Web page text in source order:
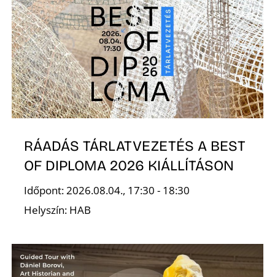
RÁADÁS TÁRLATVEZETÉS A BEST
OF DIPLOMA 2026 KIÁLLÍTÁSON
Időpont: 2026.08.04., 17:30 - 18:30
Helyszín: HAB